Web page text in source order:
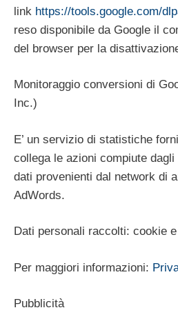
link https://tools.google.com/
reso disponibile da Google il
del browser per la
Monitoraggio conversioni di
Inc.)
E’ un servizio di statistiche
collega le azioni compiute
dati provenienti dal network di
AdWords.
Dati personali raccolti: cookie
Per maggiori informazioni:
Pubblicità